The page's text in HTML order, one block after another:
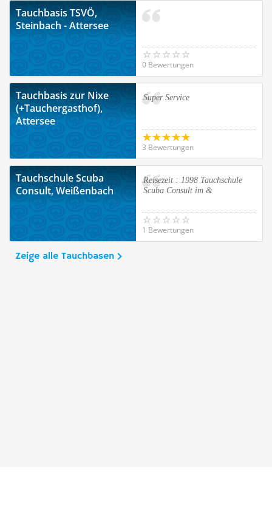
Tauchbasis TSVÖ,
Steinbach - Attersee
0 Bewertungen
Tauchbasis zur Nixe
(+Tauchergasthof),
Attersee
Super Service
3 Bewertungen
Tauchschule Scuba
Consult, Weißenbach
Reisezeit : 1998 Tauchschule
Scuba Consult im &
1 Bewertungen
Zeige alle Tauchbasen